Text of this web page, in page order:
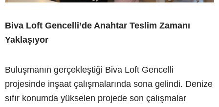
Biva Loft Gencelli’de Anahtar Teslim Zamanı
Yaklaşıyor
Buluşmanın gerçekleştiği Biva Loft Gencelli
projesinde inşaat çalışmalarında sona gelindi. Denize
sıfır konumda yükselen projede son çalışmalar